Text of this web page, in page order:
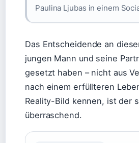
Paulina Ljubas in einem
Das Entscheidende an
jungen Mann und seine
gesetzt haben – nicht aus
nach einem erfüllteren
Reality-Bild kennen, ist der
überraschend.